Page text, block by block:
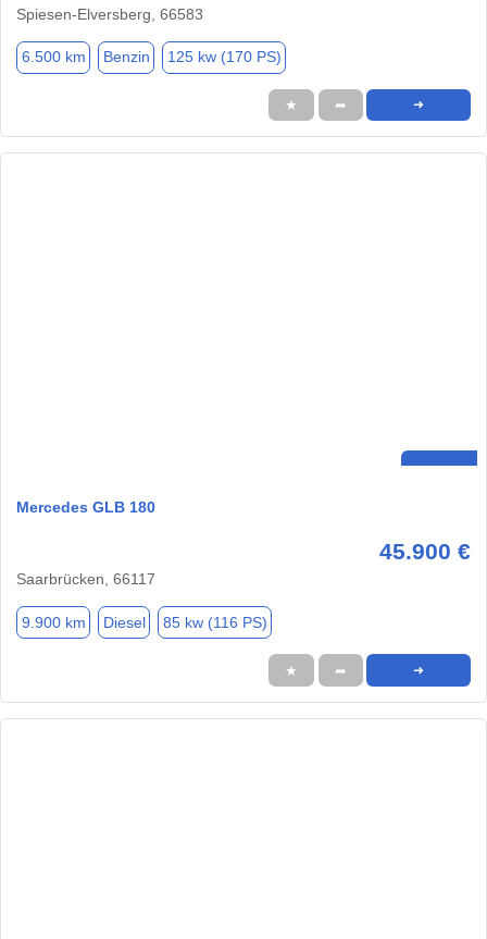
Spiesen-Elversberg, 66583
6.500 km Benzin 125 kw (170 PS)
★ ➦ ➜
Mercedes GLB 180
45.900 €
Saarbrücken, 66117
9.900 km Diesel 85 kw (116 PS)
★ ➦ ➜